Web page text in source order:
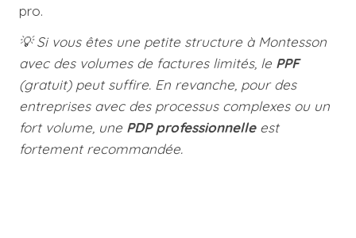
pro.
💡 Si vous êtes une petite structure à Montesson
avec des volumes de factures limités, le PPF
(gratuit) peut suffire. En revanche, pour des
entreprises avec des processus complexes ou un
fort volume, une PDP professionnelleest
fortement recommandée.